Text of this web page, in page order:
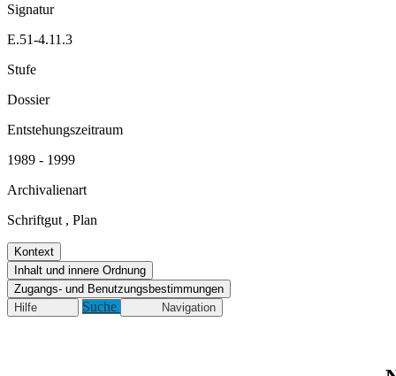
Signatur
E.51-4.11.3
Stufe
Dossier
Entstehungszeitraum
1989 - 1999
Archivalienart
Schriftgut , Plan
Kontext
Inhalt und innere Ordnung
Zugangs- und Benutzungsbestimmungen
Hilfe
Suche Navigation